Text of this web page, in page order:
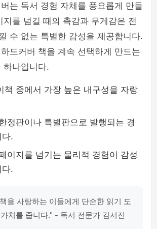
는 독서 경험 자체를 풍요롭게 만들
지를 넘길 때의 촉감과 무게감은 전
수 없는 특별한 감성을 제공합니다.
드커버 책을 계속 선택하게 만드는
하나입니다.
책 중에서 가장 높은 내구성을 자랑
정판이나 특별판으로 발행되는 경
다.
이지를 넘기는 물리적 경험이 감성
다.
을 사랑하는 이들에게 단순한 읽기 도
치를 줍니다." - 독서 전문가 김서진